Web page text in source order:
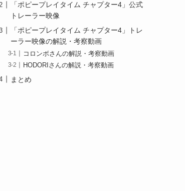
「ポピープレイタイム チャプター4」公式
トレーラー映像
「ポピープレイタイム チャプター4」トレ
ーラー映像の解説・考察動画
コロンボさんの解説・考察動画
HODORIさんの解説・考察動画
まとめ